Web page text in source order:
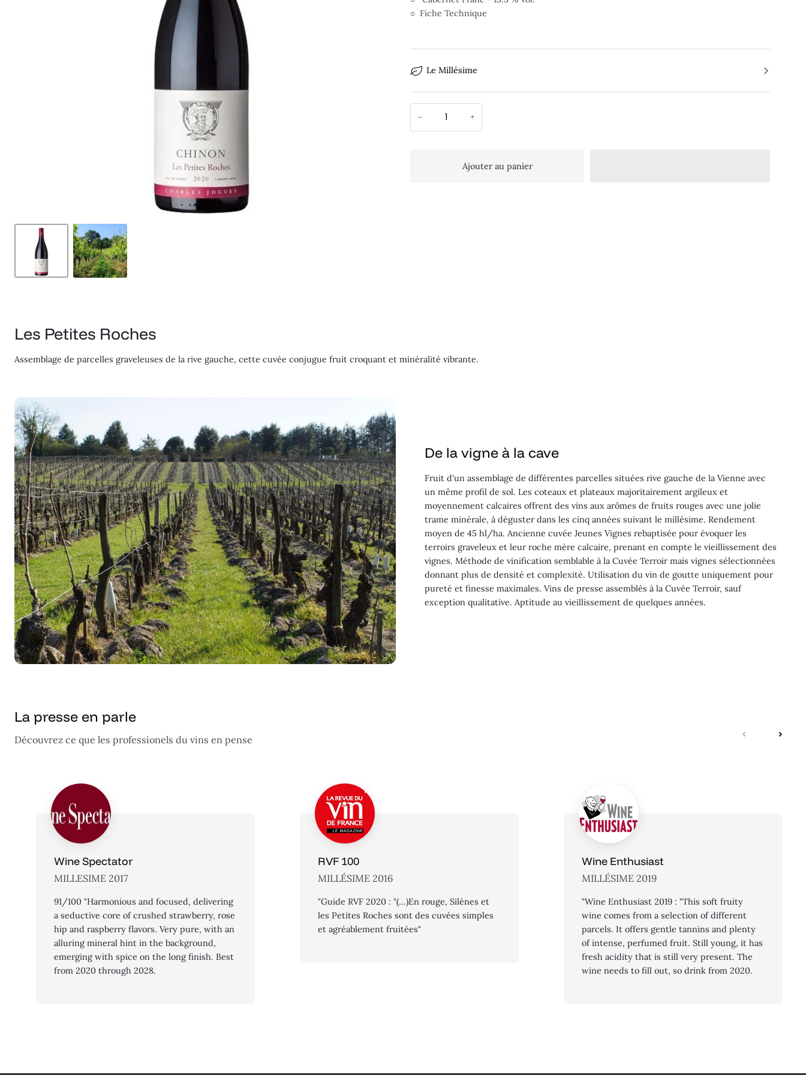
○ Fiche Technique
Le Millésime
− +
Ajouter au panier
Les Petites Roches
Assemblage de parcelles graveleuses de la rive gauche, cette cuvée conjugue fruit croquant et minéralité vibrante.
De la vigne à la cave
Fruit d'un assemblage de différentes parcelles situées rive gauche de la Vienne avec
un même profil de sol. Les coteaux et plateaux majoritairement argileux et
moyennement calcaires offrent des vins aux arômes de fruits rouges avec une jolie
trame minérale, à déguster dans les cinq années suivant le millésime. Rendement
moyen de 45 hl/ha. Ancienne cuvée Jeunes Vignes rebaptisée pour évoquer les
terroirs graveleux et leur roche mère calcaire, prenant en compte le vieillissement des
vignes. Méthode de vinification semblable à la Cuvée Terroir mais vignes sélectionnées
donnant plus de densité et complexité. Utilisation du vin de goutte uniquement pour
pureté et finesse maximales. Vins de presse assemblés à la Cuvée Terroir, sauf
exception qualitative. Aptitude au vieillissement de quelques années.
La presse en parle
Découvrez ce que les professionels du vins en pense suivante
Wine Spectator
MILLESIME 2017
91/100 "Harmonious and focused, delivering
a seductive core of crushed strawberry, rose
hip and raspberry flavors. Very pure, with an
alluring mineral hint in the background,
emerging with spice on the long finish. Best
from 2020 through 2028.
RVF 100
MILLÉSIME 2016
"Guide RVF 2020 : "(...)En rouge, Silènes et
les Petites Roches sont des cuvées simples
et agréablement fruitées"
Wine Enthusiast
MILLÉSIME 2019
"Wine Enthusiast 2019 : "This soft fruity
wine comes from a selection of different
parcels. It offers gentle tannins and plenty
of intense, perfumed fruit. Still young, it has
fresh acidity that is still very present. The
wine needs to fill out, so drink from 2020.